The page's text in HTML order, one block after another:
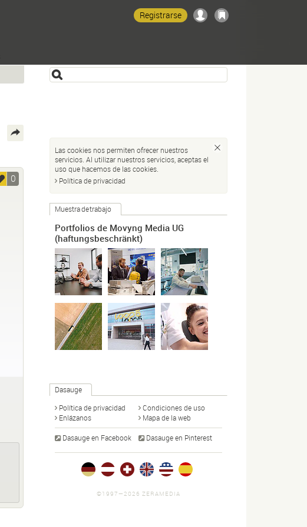
Registrarse
0
Las cookies nos permiten ofrecer nuestros
servicios. Al utilizar nuestros servicios, aceptas el
uso que hacemos de las cookies.
Política de privacidad
Muestra de trabajo
Portfolios de Movyng Media UG
(haftungsbeschränkt)
Dasauge
Política de privacidad
Condiciones de uso
Enlázanos
Mapa de la web
Dasauge en Facebook Dasauge en Pinterest
©1997—2026 ZERAMEDIA